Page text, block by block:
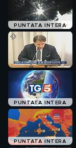
PUNTATA INTERA
PUNTATA INTERA
PUNTATA INTERA